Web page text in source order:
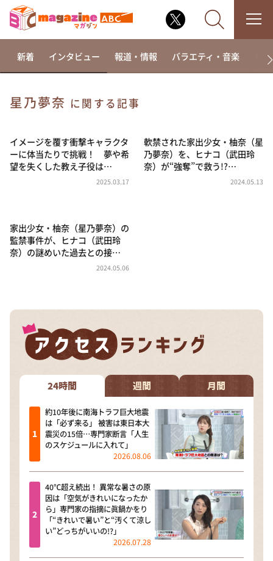
相席食堂
これ余談なんですけど・・・
～人生密着トークバラエティ！～ やすとものいたっ
news おかえり
河合＆A.B.C-Z塚田×福井アナ「なんでやねん！？」
（news おかえり）
教えて！ニュースライブ 正義のミカタ
ＬＩＦＥ～夢のカタチ～
新婚さんいらっしゃい！
ポツンと一軒家
ザキ山小屋本館
ぺこぱのまるスポ
新着 インタビュー 報道・情報 バラエティ・音楽 ド
星乃夢奈 に関する記事
イメージを覆す衝撃キャラクタ
ーに体当たりで挑戦！ 夢や希
望を失くした教え子役は…
2025.03.17
軟禁された家出少女・柚奈（星
乃夢奈）を、ヒナコ（武田玲
奈）が“強奪”で救う!?…
2024.05.13
家出少女・柚奈（星乃夢奈）の
監禁事件が、ヒナコ（武田玲
奈）の謎めいた過去との接…
2024.05.06
24時間 週間 月間
約10年後に南海トラフ巨大地震
は「必ず来る」 被害は東日本大
震災の15倍…専門家断言「人生
のスケジュールに入れて」
2026.08.06
40℃超え続出！ 異常な暑さの原
因は「空気がきれいになったか
ら」専門家の指摘に眞鍋かをり
「“きれいで暑い”と“汚くて涼し
い”どっちがいいの!?」
2026.07.28